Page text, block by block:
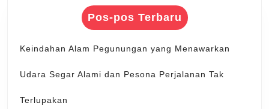
Pos-pos Terbaru
Keindahan Alam Pegunungan yang Menawarkan
Udara Segar Alami dan Pesona Perjalanan Tak
Terlupakan